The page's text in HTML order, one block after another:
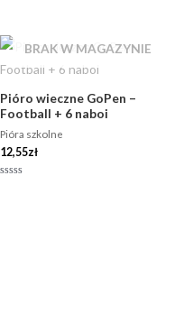
BRAK W MAGAZYNIE
Pióro wieczne GoPen –
Football + 6 naboi
Pióra szkolne
12,55zł